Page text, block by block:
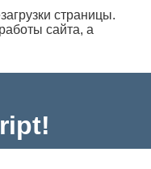
страницы.
работы сайта, а